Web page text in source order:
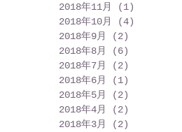
2018年11月
(1)
2018年10月
(4)
2018年9月
(2)
2018年8月
(6)
2018年7月
(2)
2018年6月
(1)
2018年5月
(2)
2018年4月
(2)
2018年3月
(2)